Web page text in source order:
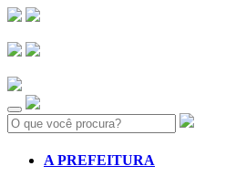
Search:
A PREFEITURA